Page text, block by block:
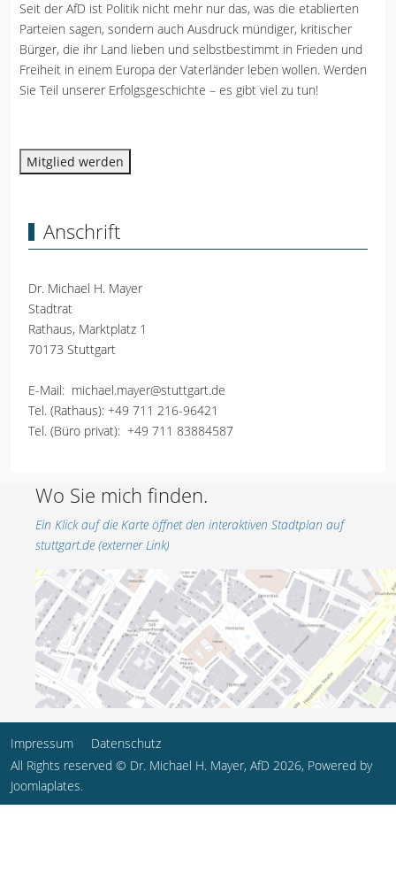
Seit der AfD ist Politik nicht mehr nur das, was die etablierten
Parteien sagen, sondern auch Ausdruck mündiger, kritischer
Bürger, die ihr Land lieben und selbstbestimmt in Frieden und
Freiheit in einem Europa der Vaterländer leben wollen. Werden
Sie Teil unserer Erfolgsgeschichte – es gibt viel zu tun!
Mitglied werden
Anschrift
Dr. Michael H. Mayer
Stadtrat
Rathaus, Marktplatz 1
70173 Stuttgart
E-Mail: michael.mayer@stuttgart.de
Tel. (Rathaus): +49 711 216-96421
Tel. (Büro privat): +49 711 83884587
Wo Sie mich finden.
Ein Klick auf die Karte öffnet den interaktiven Stadtplan auf
stuttgart.de (externer Link)
Impressum
Datenschutz
All Rights reserved © Dr. Michael H. Mayer, AfD 2026, Powered by
Joomlaplates.